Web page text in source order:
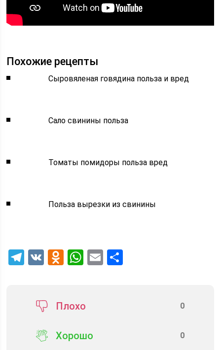
Похожие рецепты
Сыровяленая говядина польза и вред
Сало свинины польза
Томаты помидоры польза вред
Польза вырезки из свинины
Telegram
VK Odnoklassniki
WhatsApp
Email
Плохо 0
Хорошо 0